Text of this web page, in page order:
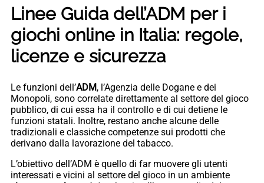
Linee Guida dell’ADM per i
giochi online in Italia: regole,
licenze e sicurezza
Le funzioni dell’ADM, l’Agenzia delle Dogane e dei
Monopoli, sono correlate direttamente al settore del gioco
pubblico, di cui essa ha il controllo e di cui detiene le
funzioni statali. Inoltre, restano anche alcune delle
tradizionali e classiche competenze sui prodotti che
derivano dalla lavorazione del tabacco.
L’obiettivo dell’ADM è quello di far muovere gli utenti
interessati e vicini al settore del gioco in un ambiente